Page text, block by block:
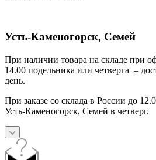
Усть-Каменогорск, Семей
При наличии товара на складе при
14.00 подельника или четверга –
день.
При заказе со склада в России до
Усть-Каменогорск, Семей в четверг.